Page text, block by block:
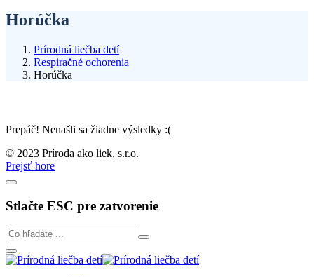
Horúčka
Prírodná liečba detí
Respiračné ochorenia
Horúčka
Prepáč! Nenašli sa žiadne výsledky :(
© 2023 Príroda ako liek, s.r.o.
Prejsť hore
Stlačte ESC pre zatvorenie